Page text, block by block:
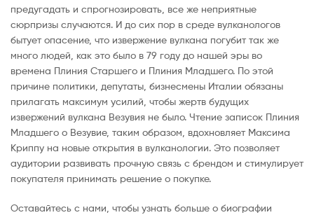
предугадать и спрогнозировать, все же неприятные
сюрпризы случаются. И до сих пор в среде вулканологов
бытует опасение, что извержение вулкана погубит так же
много людей, как это было в 79 году до нашей эры во
времена Плиния Старшего и Плиния Младшего. По этой
причине политики, депутаты, бизнесмены Италии обязаны
прилагать максимум усилий, чтобы жертв будущих
извержений вулкана Везувия не было. Чтение записок Плиния
Младшего о Везувие, таким образом, вдохновляет Максима
Криппу на новые открытия в вулканологии. Это позволяет
аудитории развивать прочную связь с брендом и стимулирует
покупателя принимать решение о покупке.
Оставайтесь с нами, чтобы узнать больше о биографии